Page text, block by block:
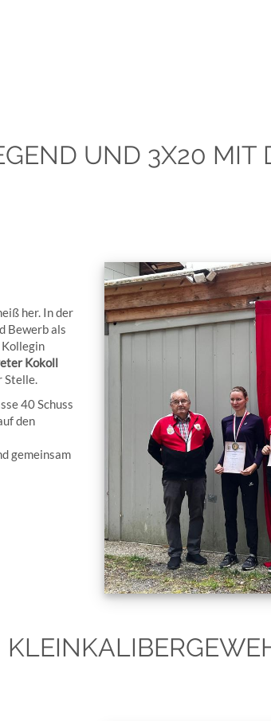
UND 3X20 MIT
her. In der
Bewerb als
Kollegin
Kokoll
40 Schuss
den
gemeinsam